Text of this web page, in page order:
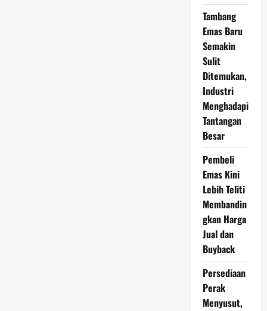
Tambang
Emas Baru
Semakin
Sulit
Ditemukan,
Industri
Menghadapi
Tantangan
Besar
Pembeli
Emas Kini
Lebih Teliti
Membandin
gkan Harga
Jual dan
Buyback
Persediaan
Perak
Menyusut,